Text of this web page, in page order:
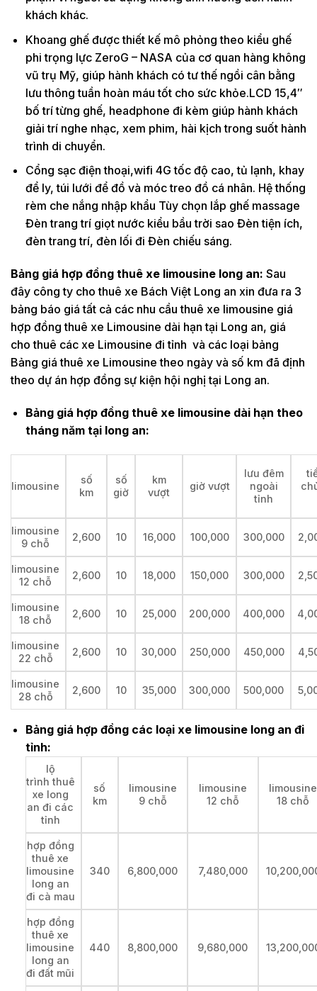
khách khác.
Khoang ghế được thiết kế mô phỏng theo kiểu ghế
phi trọng lực ZeroG – NASA của cơ quan hàng không
vũ trụ Mỹ, giúp hành khách có tư thế ngồi cân bằng
lưu thông tuần hoàn máu tốt cho sức khỏe.LCD 15,4″
bố trí từng ghế, headphone đi kèm giúp hành khách
giải trí nghe nhạc, xem phim, hài kịch trong suốt hành
trình di chuyển.
Cổng sạc điện thoại,wifi 4G tốc độ cao, tủ lạnh, khay
để ly, túi lưới để đồ và móc treo đồ cá nhân. Hệ thống
rèm che nắng nhập khẩu Tùy chọn lắp ghế massage
Đèn trang trí giọt nước kiểu bầu trời sao Đèn tiện ích,
đèn trang trí, đèn lối đi Đèn chiếu sáng.
Bảng giá hợp đồng thuê xe limousine long an: Sau
đây công ty cho thuê xe Bách Việt Long an xin đưa ra 3
bảng báo giá tất cả các nhu cầu thuê xe limousine giá
hợp đồng thuê xe Limousine dài hạn tại Long an, giá
cho thuê các xe Limousine đi tỉnh và các loại bảng
Bảng giá thuê xe Limousine theo ngày và số km đã định
theo dự án hợp đồng sự kiện hội nghị tại Long an.
Bảng giá hợp đồng thuê xe limousine dài hạn theo
tháng năm tại long an:
limousine
số
km
số
giờ
km
vượt
giờ vượt
lưu đêm
ngoài
tỉnh
limousine
9 chỗ
2,600 10 16,000 100,000 300,000
limousine
12 chỗ
2,600 10 18,000 150,000 300,000
limousine
18 chỗ
2,600 10 25,000 200,000 400,000
limousine
22 chỗ
2,600 10 30,000 250,000 450,000
limousine
28 chỗ
2,600 10 35,000 300,000 500,000
Bảng giá hợp đồng các loại xe limousine long an đi
tỉnh:
lộ
trình thuê
xe long
an đi các
tỉnh
số
km
limousine
9 chỗ
limousine
12 chỗ
limousine
18 chỗ
hợp đồng
thuê xe
limousine
long an
đi cà mau
340 6,800,000 7,480,000
hợp đồng
thuê xe
limousine
long an
đi đất mũi
440 8,800,000 9,680,000